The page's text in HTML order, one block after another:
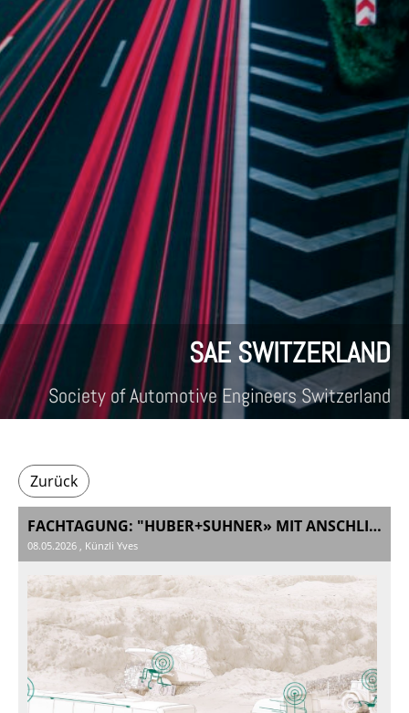
SAE SWITZERLAND
Society of Automotive Engineers Switzerland
Zurück
FACHTAGUNG: "HUBER+SUHNER» MIT ANSCHLIESSENDER HAUPTVERSAMMLUNG SAE SWITZLERAND 2026
08.05.2026 , Künzli Yves